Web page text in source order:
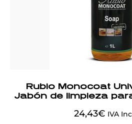
Rubio Monocoat
Jabón de limpieza
24,43€ IVA